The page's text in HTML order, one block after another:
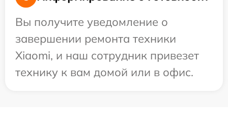
Вы получите уведомление о
завершении ремонта техники
Xiaomi, и наш сотрудник привезет
технику к вам домой или в офис.